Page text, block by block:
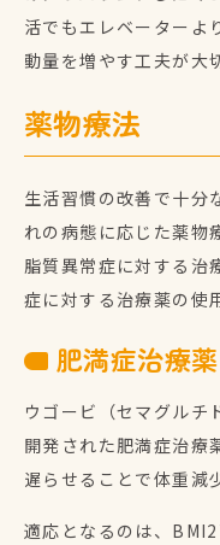
活でもエレベーターよ
動量を増やす工夫が大
薬物療法
生活習慣の改善で十分
れの病態に応じた薬物
脂質異常症に対する治
症に対する治療薬の使
肥満症治療
ウゴービ（セマグルチ
開発された肥満症治療
遅らせることで体重減
適応となるのは、